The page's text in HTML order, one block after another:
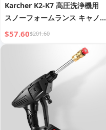
Karcher K2-K7 高圧洗浄機用
スノーフォームランス キャノン
ガン 洗浄ボトル
$57.60$201.60